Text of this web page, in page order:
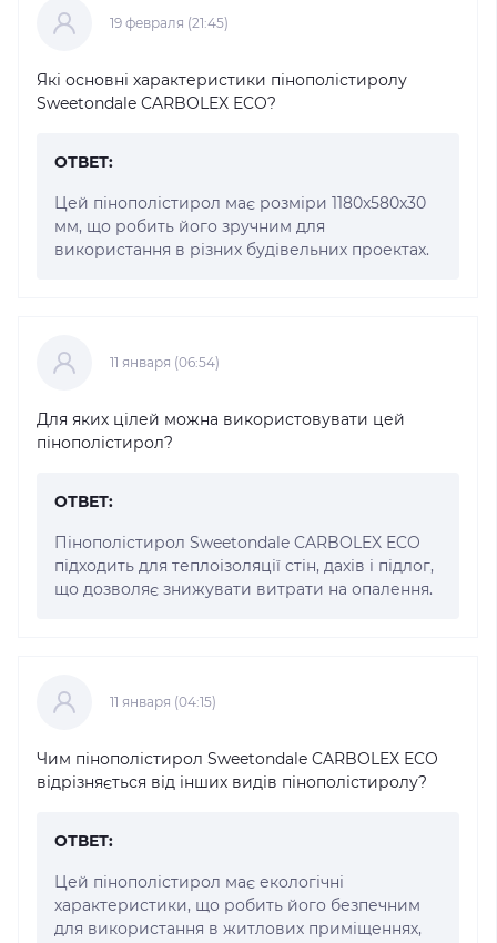
19 февраля (21:45)
Які основні характеристики пінополістиролу
Sweetondale CARBOLEX ECO?
ОТВЕТ:
Цей пінополістирол має розміри 1180x580x30
мм, що робить його зручним для
використання в різних будівельних проектах.
11 января (06:54)
Для яких цілей можна використовувати цей
пінополістирол?
ОТВЕТ:
Пінополістирол Sweetondale CARBOLEX ECO
підходить для теплоізоляції стін, дахів і підлог,
що дозволяє знижувати витрати на опалення.
11 января (04:15)
Чим пінополістирол Sweetondale CARBOLEX ECO
відрізняється від інших видів пінополістиролу?
ОТВЕТ:
Цей пінополістирол має екологічні
характеристики, що робить його безпечним
для використання в житлових приміщеннях,